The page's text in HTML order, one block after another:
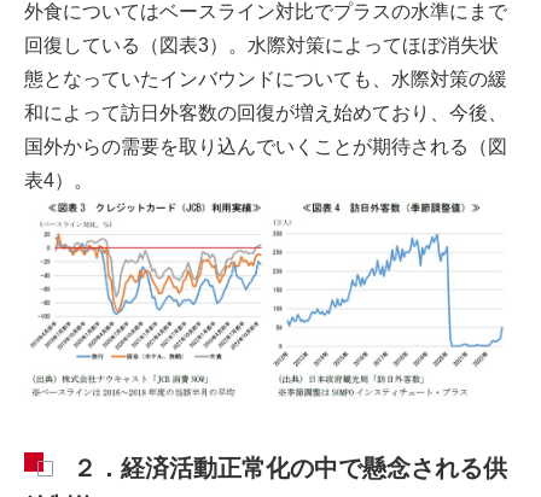
外食についてはベースライン対比でプラスの水準にまで
回復している（図表3）。水際対策によってほぼ消失状
態となっていたインバウンドについても、水際対策の緩
和によって訪日外客数の回復が増え始めており、今後、
国外からの需要を取り込んでいくことが期待される（図
表4）。
２．経済活動正常化の中で懸念される供